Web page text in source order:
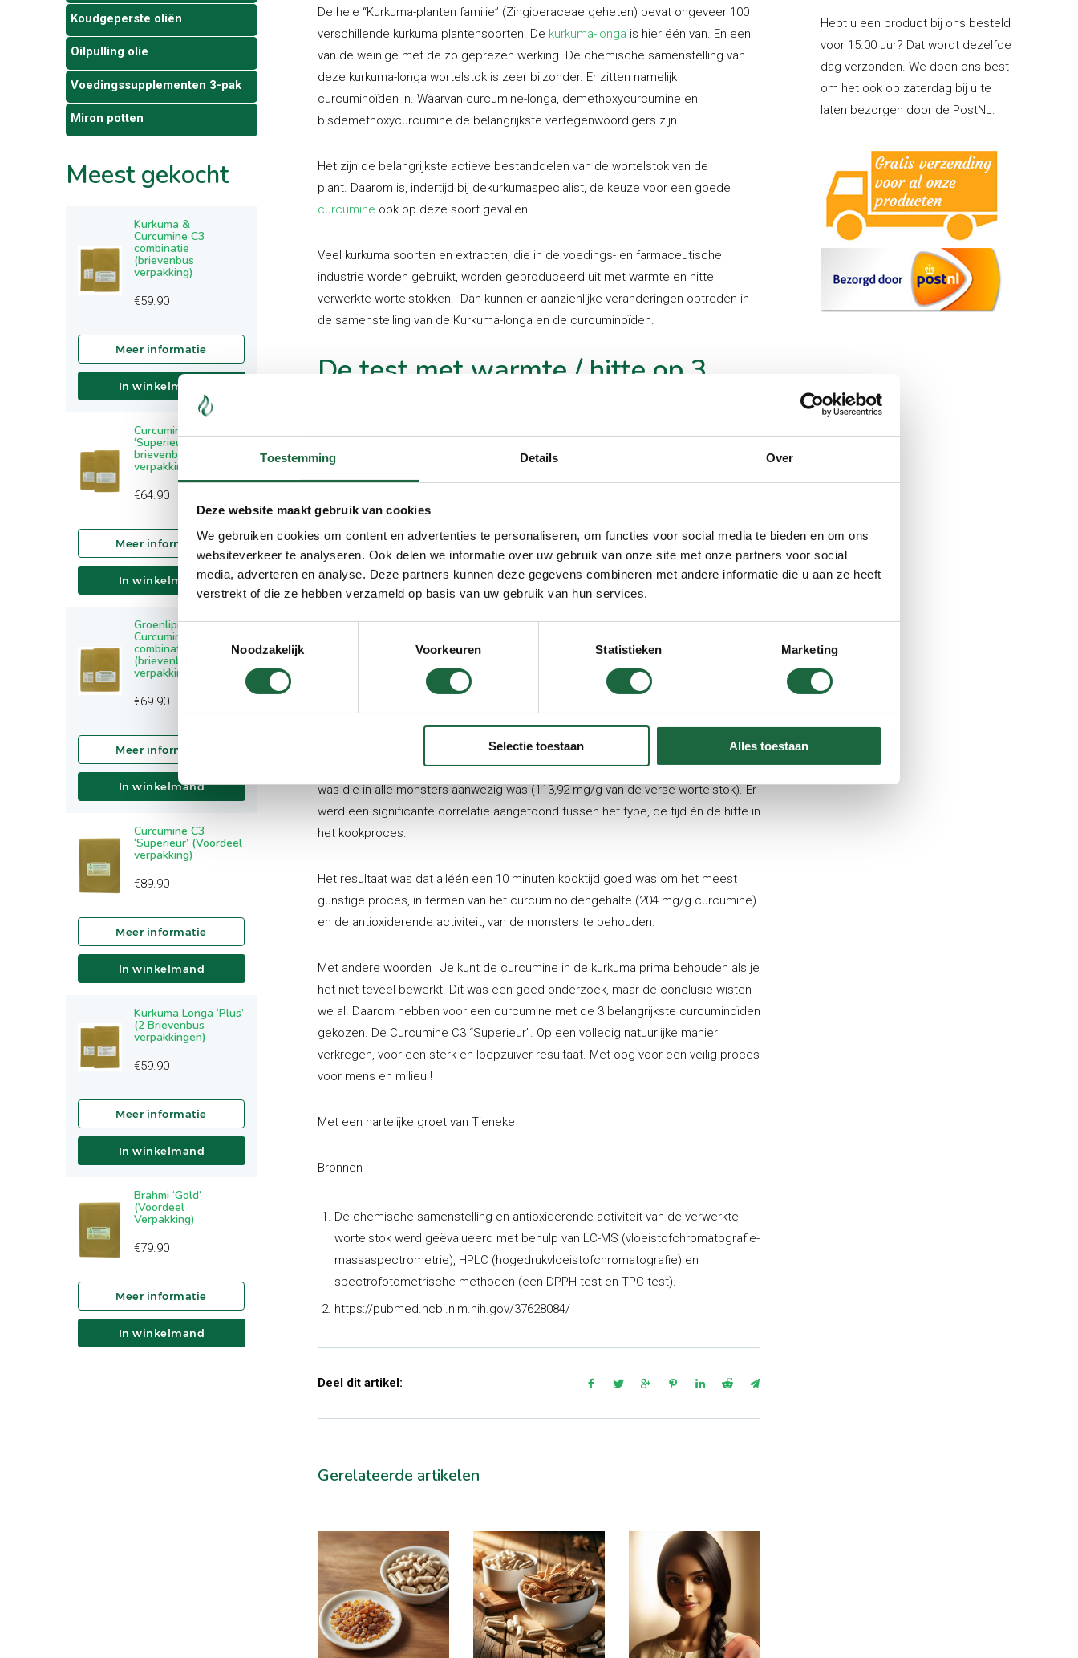
Toestemming Details Over
Deze website maakt gebruik van cookies
We gebruiken cookies om content en advertenties te personaliseren, om functies voor social media te bieden en om ons
websiteverkeer te analyseren. Ook delen we informatie over uw gebruik van onze site met onze partners voor social
media, adverteren en analyse. Deze partners kunnen deze gegevens combineren met andere informatie die u aan ze heeft
verstrekt of die ze hebben verzameld op basis van uw gebruik van hun services.
Toestemmingsselectie
Noodzakelijk
Voorkeuren Statistieken Marketing
Selectie toestaan Alles toestaan
Koudgeperste oliën
Oilpulling olie
Voedingssupplementen 3-pak
Miron potten
Meest gekocht
Kurkuma &
Curcumine C3
combinatie
(brievenbus
verpakking)
€59.90
In winkelmand
Curcumine C3
‘Superieur’ (2
brievenbus
verpakkingen)
€64.90
In winkelmand
Groenlipmossel &
Curcumine C3
combinatie
(brievenbus
verpakking)
€69.90
In winkelmand
Curcumine C3
‘Superieur’ (Voordeel
verpakking)
€89.90
In winkelmand
Kurkuma Longa ‘Plus’
(2 Brievenbus
verpakkingen)
€59.90
In winkelmand
Brahmi ‘Gold’
(Voordeel
Verpakking)
€79.90
In winkelmand
De hele “Kurkuma-planten familie” (Zingiberaceae geheten) bevat ongeveer 100
verschillende kurkuma plantensoorten. De kurkuma-longa is hier één van. En een
van de weinige met de zo geprezen werking. De chemische samenstelling van
deze kurkuma-longa wortelstok is zeer bijzonder. Er zitten namelijk
curcuminoïden in. Waarvan curcumine-longa, demethoxycurcumine en
bisdemethoxycurcumine de belangrijkste vertegenwoordigers zijn.
Het zijn de belangrijkste actieve bestanddelen van de wortelstok van de
plant. Daarom is, indertijd bij dekurkumaspecialist, de keuze voor een goede
curcumine ook op deze soort gevallen.
Veel kurkuma soorten en extracten, die in de voedings- en farmaceutische
industrie worden gebruikt, worden geproduceerd uit met warmte en hitte
verwerkte wortelstokken. Dan kunnen er aanzienlijke veranderingen optreden in
de samenstelling van de Kurkuma-longa en de curcuminoïden.
De test met warmte / hitte op 3
Daarom is het doel van deze studie om te vergelijken hoe het, met hitte
behandelde kurkuma extracten, het gehalte aan curcuminoïden en de
antioxiderende goede eigenschappen van de wortelstok beïnvloedt.
van thermische verwerking:
Verwarming in de magnetron,
Koken op een gewone hitte bron
Braden in verschillende tijdsintervallen en op verschillende manieren.
werkzaamheid van de curcuminoiden.
Uit de verkregen resultaten bleek dat curcumine de belangrijkste curcuminoïde
was die in alle monsters aanwezig was (113,92 mg/g van de verse wortelstok). Er
werd een significante correlatie aangetoond tussen het type, de tijd én de hitte in
het kookproces.
Het resultaat was dat alléén een 10 minuten kooktijd goed was om het meest
gunstige proces, in termen van het curcuminoïdengehalte (204 mg/g curcumine)
en de antioxiderende activiteit, van de monsters te behouden.
Met andere woorden : Je kunt de curcumine in de kurkuma prima behouden als je
het niet teveel bewerkt. Dit was een goed onderzoek, maar de conclusie wisten
we al. Daarom hebben voor een curcumine met de 3 belangrijkste curcuminoïden
gekozen. De Curcumine C3 “Superieur”. Op een volledig natuurlijke manier
verkregen, voor een sterk en loepzuiver resultaat. Met oog voor een veilig proces
voor mens en milieu !
Met een hartelijke groet van Tieneke
Bronnen :
De chemische samenstelling en antioxiderende activiteit van de verwerkte
wortelstok werd geëvalueerd met behulp van LC-MS (vloeistofchromatografie-
massaspectrometrie), HPLC (hogedrukvloeistofchromatografie) en
spectrofotometrische methoden (een DPPH-test en TPC-test).
https://pubmed.ncbi.nlm.nih.gov/37628084/
Deel dit artikel:
Gerelateerde artikelen
Hebt u een product bij ons besteld
voor 15.00 uur? Dat wordt dezelfde
dag verzonden. We doen ons best
om het ook op zaterdag bij u te
laten bezorgen door de PostNL.